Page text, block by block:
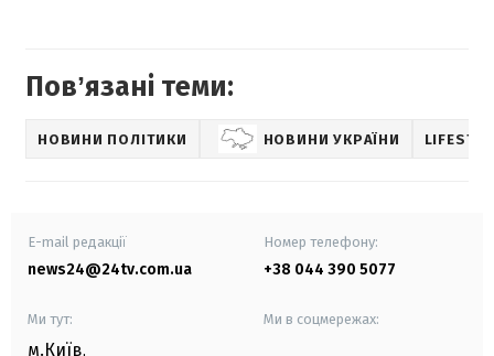
Повʼязані теми:
НОВИНИ ПОЛІТИКИ НОВИНИ УКРАЇНИ
E-mail редакції
news24@24tv.com.ua
Номер телефону:
+38 044 390 5077
Ми тут:
м.Київ,
Ми в соцмережах: